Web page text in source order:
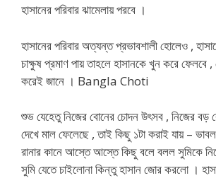
হাসানের পরিবার ঝামেলায় পরবে ।
হাসানের পরিবার অত্যন্ত প্রভাবশালী হোলেও ,
চাক্ষুষ প্রমাণ পায় তাহলে হাসানকে খুন করে ফেলবে
করেই জানে । Bangla Choti
শুভ যেহেতু নিজের বোনের চোদন উৎসব , নিজের বড়
দেখে মাল ফেলেছে , তাই কিছু ১টা করাই যায় –
রানার কানে আস্তে আস্তে কিছু বলে বলল সুমিকে
সুমি যেতে চাইলোনা কিন্তু হাসান জোর করলো ।